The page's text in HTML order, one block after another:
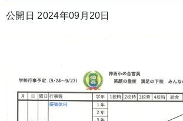
公開日 2024年09月20日